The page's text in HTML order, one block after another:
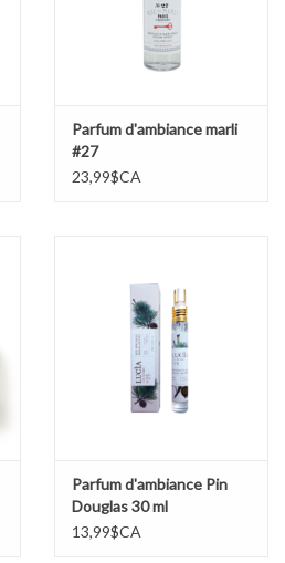
Parfum d'ambiance marli
#27
23,99$CA
Parfum d'ambiance Pin
Douglas 30 ml
13,99$CA